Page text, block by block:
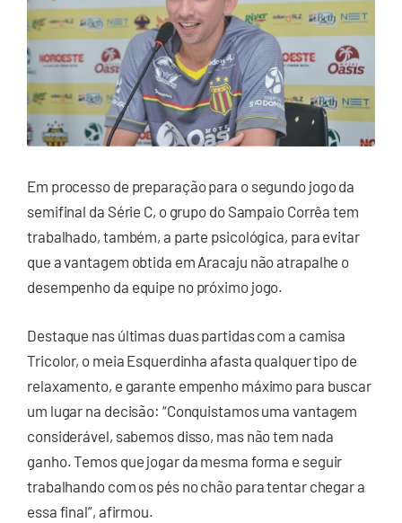
Em processo de preparação para o segundo jogo da
semifinal da Série C, o grupo do Sampaio Corrêa tem
trabalhado, também, a parte psicológica, para evitar
que a vantagem obtida em Aracaju não atrapalhe o
desempenho da equipe no próximo jogo.
Destaque nas últimas duas partidas com a camisa
Tricolor, o meia Esquerdinha afasta qualquer tipo de
relaxamento, e garante empenho máximo para buscar
um lugar na decisão: “Conquistamos uma vantagem
considerável, sabemos disso, mas não tem nada
ganho. Temos que jogar da mesma forma e seguir
trabalhando com os pés no chão para tentar chegar a
essa final”, afirmou.